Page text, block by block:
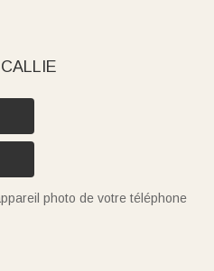
photo de votre téléphone